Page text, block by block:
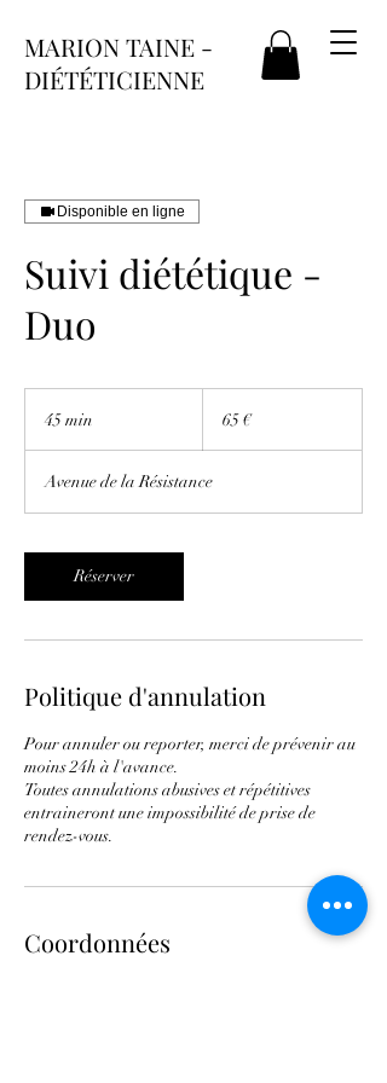
MARION TAINE -
DIÉTÉTICIENNE
Disponible en ligne
Suivi diététique -
Duo
45 min
i
n
65 €
Avenue de la Résistance
Réserver
Politique d'annulation
Pour annuler ou reporter, merci de prévenir au
moins 24h à l'avance.
Toutes annulations abusives et répétitives
entraineront une impossibilité de prise de
rendez-vous.
Coordonnées